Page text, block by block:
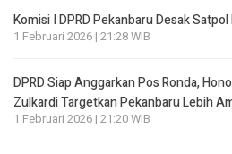
Komisi I DPRD Pekanbaru Desak
1 Februari 2026 | 21:28 WIB
DPRD Siap Anggarkan Pos Ronda,
Zulkardi Targetkan Pekanbaru Lebih
1 Februari 2026 | 21:20 WIB